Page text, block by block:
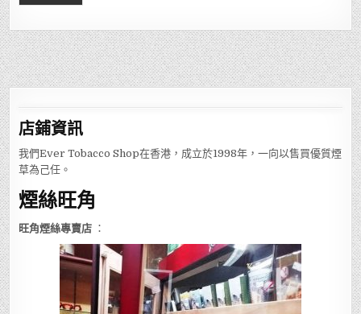
店鋪資訊
我們Ever Tobacco Shop在香港，成立於1998年，一向以售買優質煙
草為己任。
煙絲旺角
旺角煙絲專賣店 ：